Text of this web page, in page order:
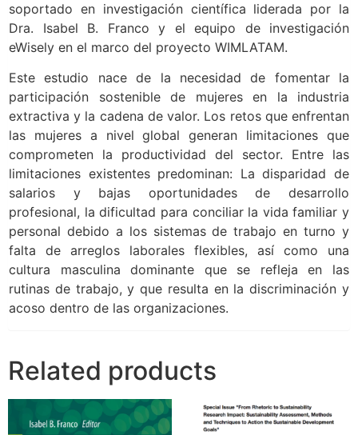
soportado en investigación científica liderada por la
Dra. Isabel B. Franco y el equipo de investigación
eWisely en el marco del proyecto WIMLATAM.
Este estudio nace de la necesidad de fomentar la
participación sostenible de mujeres en la industria
extractiva y la cadena de valor. Los retos que enfrentan
las mujeres a nivel global generan limitaciones que
comprometen la productividad del sector. Entre las
limitaciones existentes predominan: La disparidad de
salarios y bajas oportunidades de desarrollo
profesional, la dificultad para conciliar la vida familiar y
personal debido a los sistemas de trabajo en turno y
falta de arreglos laborales flexibles, así como una
cultura masculina dominante que se refleja en las
rutinas de trabajo, y que resulta en la discriminación y
acoso dentro de las organizaciones.
Related products